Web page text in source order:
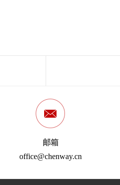
邮箱
office@chenway.cn